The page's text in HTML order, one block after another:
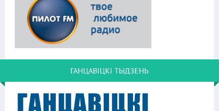
ГАНЦАВІЦКІ ТЫДЗЕНЬ